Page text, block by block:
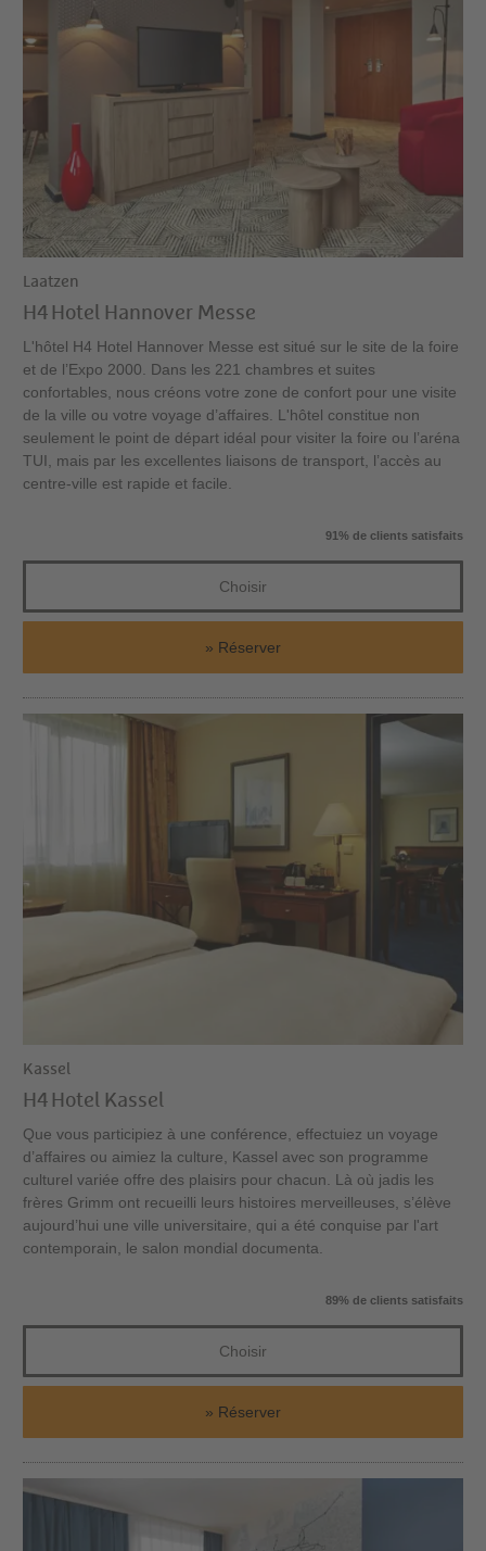
Laatzen
H4 Hotel Hannover Messe
L'hôtel H4 Hotel Hannover Messe est situé sur le site de la foire
et de l’Expo 2000. Dans les 221 chambres et suites
confortables, nous créons votre zone de confort pour une visite
de la ville ou votre voyage d’affaires. L'hôtel constitue non
seulement le point de départ idéal pour visiter la foire ou l’aréna
TUI, mais par les excellentes liaisons de transport, l’accès au
centre-ville est rapide et facile.
91% de clients satisfaits
Choisir
Réserver
Kassel
H4 Hotel Kassel
Que vous participiez à une conférence, effectuiez un voyage
d’affaires ou aimiez la culture, Kassel avec son programme
culturel variée offre des plaisirs pour chacun. Là où jadis les
frères Grimm ont recueilli leurs histoires merveilleuses, s’élève
aujourd’hui une ville universitaire, qui a été conquise par l'art
contemporain, le salon mondial documenta.
89% de clients satisfaits
Choisir
Réserver